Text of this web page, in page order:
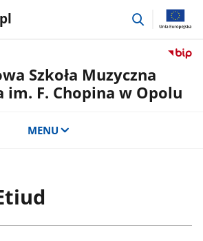
przejdź
Szkoła Muzyczna
im. F. Chopina w Opolu
MENU